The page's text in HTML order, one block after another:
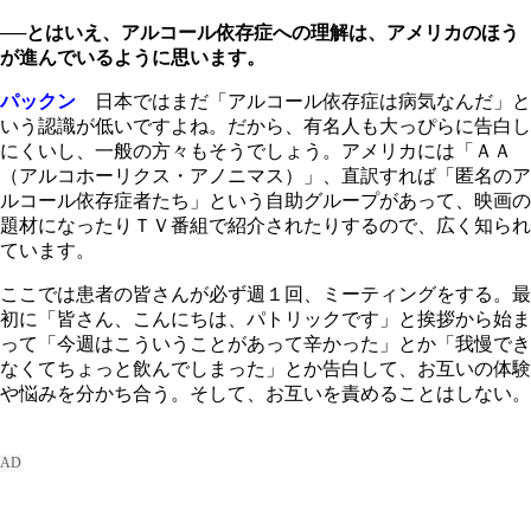
──とはいえ、アルコール依存症への理解は、アメリカのほう
が進んでいるように思います。
パックン 日本ではまだ「アルコール依存症は病気なんだ」と
いう認識が低いですよね。だから、有名人も大っぴらに告白し
にくいし、一般の方々もそうでしょう。アメリカには「ＡＡ
（アルコホーリクス・アノニマス）」、直訳すれば「匿名のア
ルコール依存症者たち」という自助グループがあって、映画の
題材になったりＴＶ番組で紹介されたりするので、広く知られ
ています。
ここでは患者の皆さんが必ず週１回、ミーティングをする。最
初に「皆さん、こんにちは、パトリックです」と挨拶から始ま
って「今週はこういうことがあって辛かった」とか「我慢でき
なくてちょっと飲んでしまった」とか告白して、お互いの体験
や悩みを分かち合う。そして、お互いを責めることはしない。